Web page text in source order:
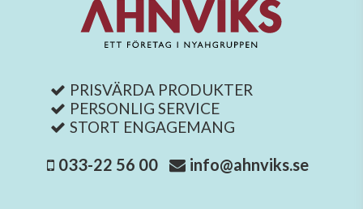
PRISVÄRDA PRODUKTER
PERSONLIG SERVICE
STORT ENGAGEMANG
033-22 56 00 info@ahnviks.se